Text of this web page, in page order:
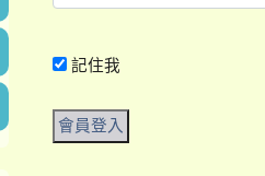
記住我